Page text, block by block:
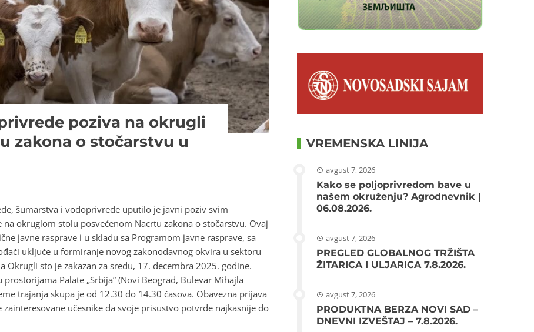
poziva na okrugli
zakona o stočarstvu u
šumarstva i vodoprivrede uputilo je javni poziv svim
na okruglom stolu posvećenom Nacrtu zakona o stočarstvu. Ovaj
javne rasprave i u skladu sa Programom javne rasprave, sa
uključe u formiranje novog zakonodavnog okvira u sektoru
Okrugli sto je zakazan za sredu, 17. decembra 2025. godine.
Palate „Srbija” (Novi Beograd, Bulevar Mihajla
trajanja skupa je od 12.30 do 14.30 časova. Obavezna prijava
zainteresovane učesnike da svoje prisustvo potvrde najkasnije do
VREMENSKA LINIJA
avgust 7, 2026
Kako se poljoprivredom bave u
našem okruženju? Agrodnevnik |
06.08.2026.
avgust 7, 2026
PREGLED GLOBALNOG TRŽIŠTA
ŽITARICA I ULJARICA 7.8.2026.
avgust 7, 2026
PRODUKTNA BERZA NOVI SAD –
DNEVNI IZVEŠTAJ – 7.8.2026.